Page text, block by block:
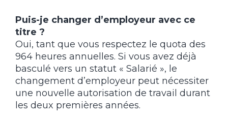
Puis-je changer d’employeur avec ce
titre ?
Oui, tant que vous respectez le quota des
964 heures annuelles. Si vous avez déjà
basculé vers un statut « Salarié », le
changement d’employeur peut nécessiter
une nouvelle autorisation de travail durant
les deux premières années.